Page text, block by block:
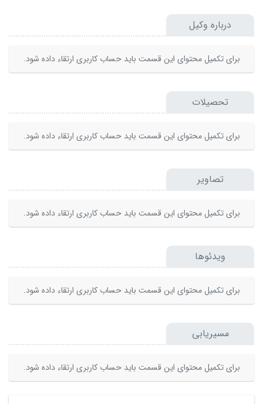
درباره وکیل
برای تکمیل محتوای این قسمت باید حساب کاربری ارتقاء داده شود.
تحصیلات
برای تکمیل محتوای این قسمت باید حساب کاربری ارتقاء داده شود.
تصاویر
برای تکمیل محتوای این قسمت باید حساب کاربری ارتقاء داده شود.
ویدئوها
برای تکمیل محتوای این قسمت باید حساب کاربری ارتقاء داده شود.
مسیریابی
برای تکمیل محتوای این قسمت باید حساب کاربری ارتقاء داده شود.